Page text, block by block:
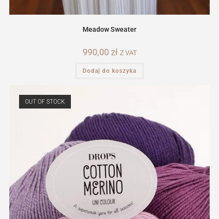
Meadow Sweater
990,00 zł Z VAT
Dodaj do koszyka
OUT OF STOCK